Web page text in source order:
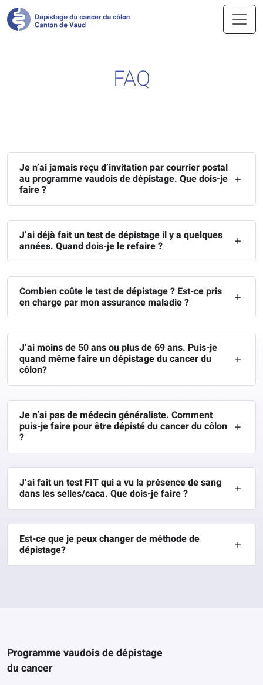
Aller au contenu principal
FAQ
Je n’ai jamais reçu d’invitation par courrier postal
au programme vaudois de dépistage. Que dois-je
faire ?
J’ai déjà fait un test de dépistage il y a quelques
années. Quand dois-je le refaire ?
Combien coûte le test de dépistage ? Est-ce pris
en charge par mon assurance maladie ?
J’ai moins de 50 ans ou plus de 69 ans. Puis-je
quand même faire un dépistage du cancer du
côlon?
Je n’ai pas de médecin généraliste. Comment
puis-je faire pour être dépisté du cancer du côlon
?
J’ai fait un test FIT qui a vu la présence de sang
dans les selles/caca. Que dois-je faire ?
Est-ce que je peux changer de méthode de
dépistage?
Programme vaudois de dépistage
du cancer